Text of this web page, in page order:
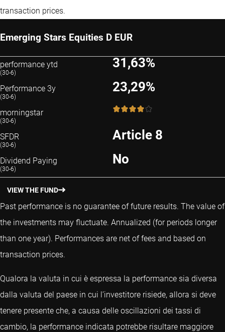
transaction prices.
Emerging Stars Equities D EUR
performance ytd
(30-6)
31,63%
Performance 3y
(30-6)
23,29%
morningstar
(30-6)
4 / 5
SFDR
(30-6)
Article 8
Dividend Paying
(30-6)
No
VIEW THE FUND
Past performance is no guarantee of future results. The value of
the investments may fluctuate. Annualized (for periods longer
than one year). Performances are net of fees and based on
transaction prices.
Qualora la valuta in cui è espressa la performance sia diversa
dalla valuta del paese in cui l’investitore risiede, allora si deve
tenere presente che, a causa delle oscillazioni dei tassi di
cambio, la performance indicata potrebbe risultare maggiore